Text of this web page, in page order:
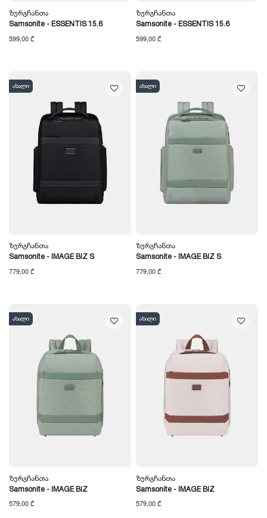
Ზურგჩანთა
Samsonite - ESSENTIS 15.6
599,00 ₾
Ზურგჩანთა
Samsonite - ESSENTIS 15.6
599,00 ₾
ახალი
Ზურგჩანთა
Samsonite - IMAGE BIZ S
779,00 ₾
ახალი
Ზურგჩანთა
Samsonite - IMAGE BIZ S
779,00 ₾
ახალი
Ზურგჩანთა
Samsonite - IMAGE BIZ
579,00 ₾
ახალი
Ზურგჩანთა
Samsonite - IMAGE BIZ
579,00 ₾